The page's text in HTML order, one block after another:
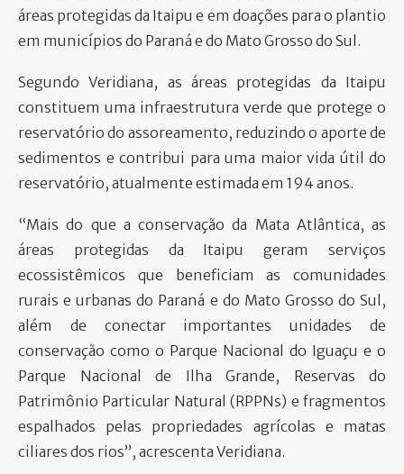
áreas protegidas da Itaipu e em doações para o plantio
em municípios do Paraná e do Mato Grosso do Sul.
Segundo Veridiana, as áreas protegidas da Itaipu
constituem uma infraestrutura verde que protege o
reservatório do assoreamento, reduzindo o aporte de
sedimentos e contribui para uma maior vida útil do
reservatório, atualmente estimada em 194 anos.
“Mais do que a conservação da Mata Atlântica, as
áreas protegidas da Itaipu geram serviços
ecossistêmicos que beneficiam as comunidades
rurais e urbanas do Paraná e do Mato Grosso do Sul,
além de conectar importantes unidades de
conservação como o Parque Nacional do Iguaçu e o
Parque Nacional de Ilha Grande, Reservas do
Patrimônio Particular Natural (RPPNs) e fragmentos
espalhados pelas propriedades agrícolas e matas
ciliares dos rios”, acrescenta Veridiana.